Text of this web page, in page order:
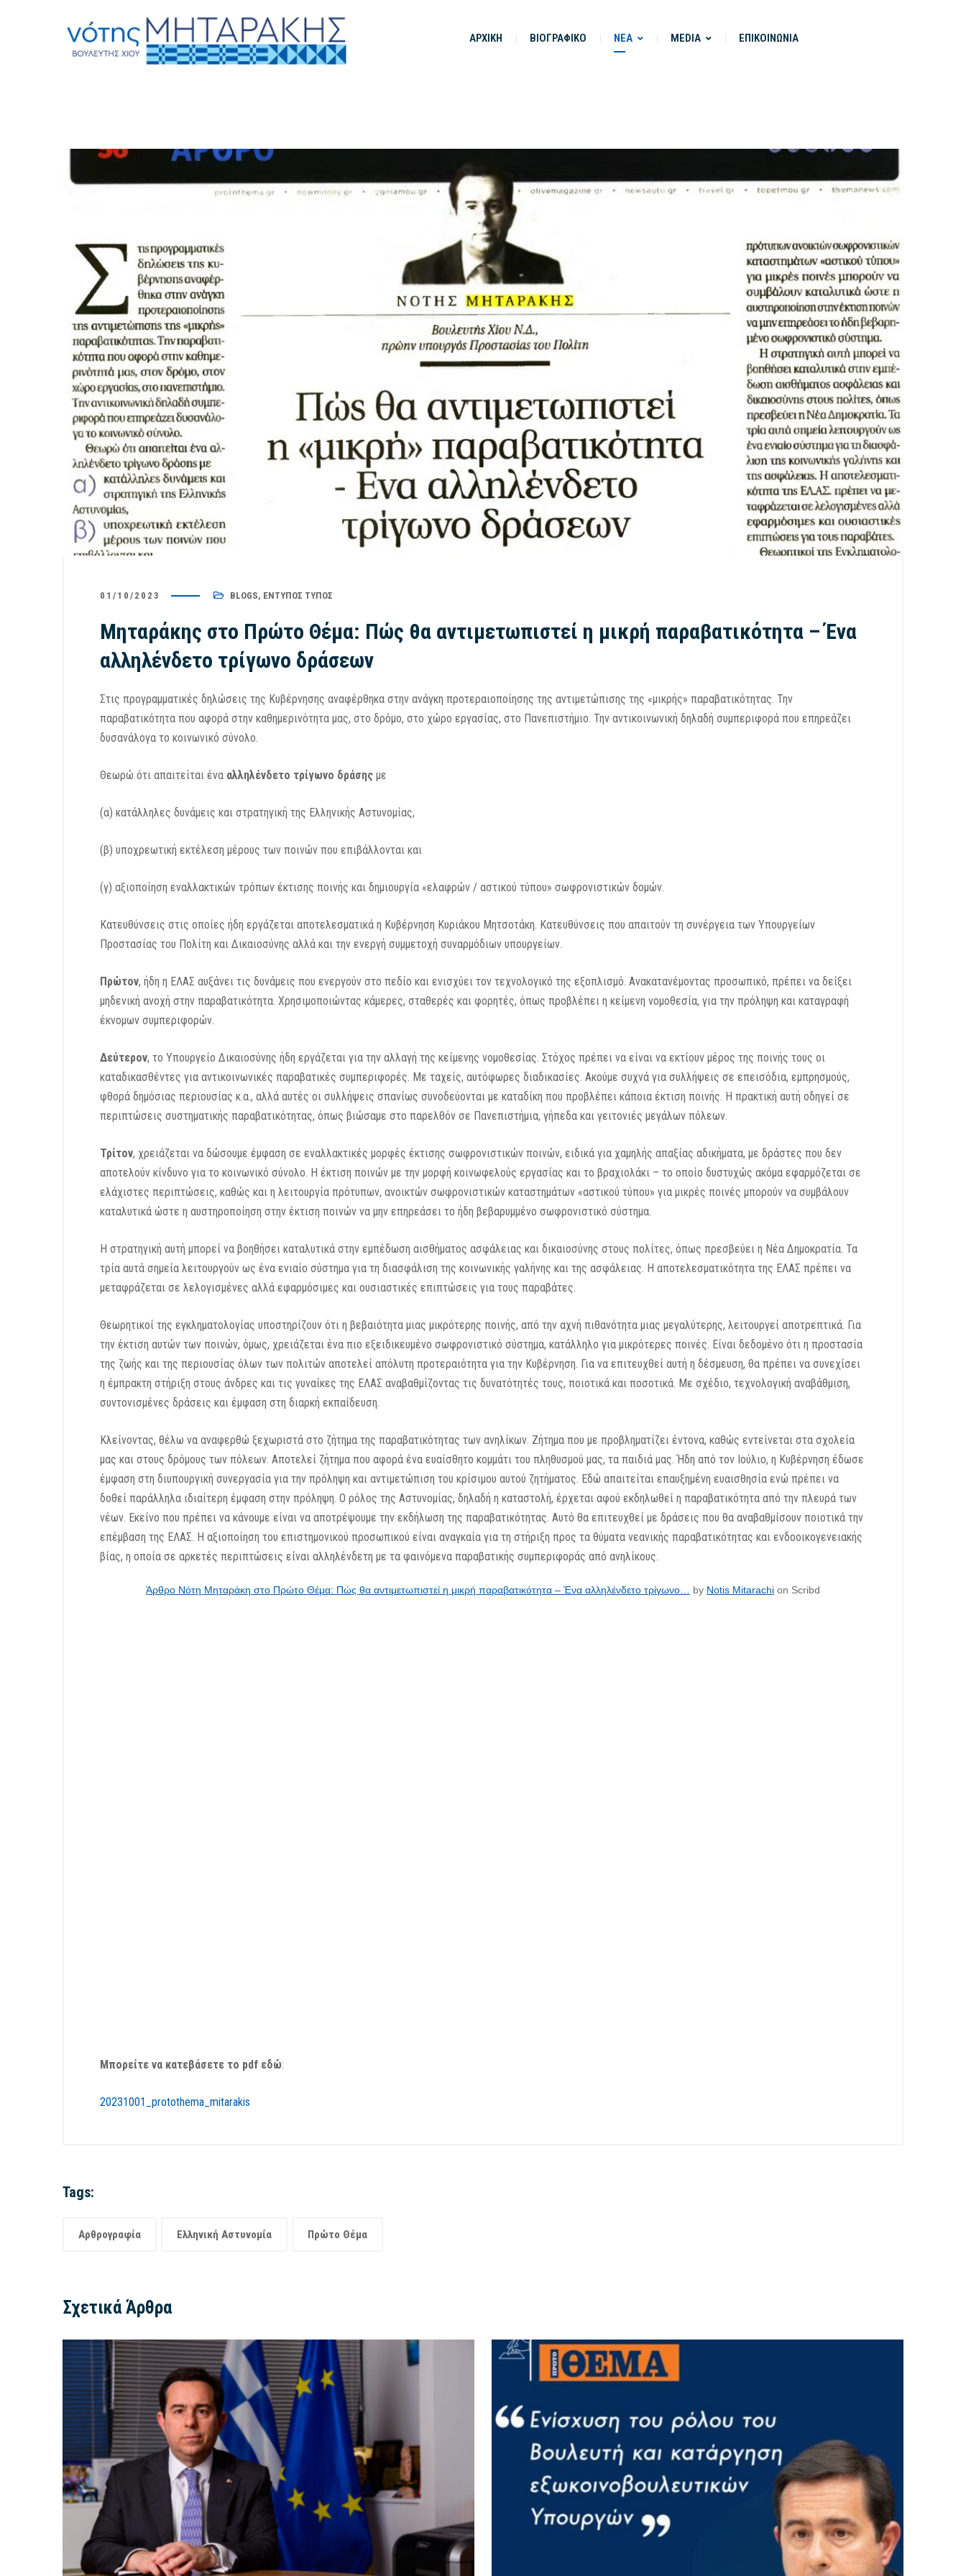
ΑΡΧΙΚΗ ΒΙΟΓΡΑΦΙΚΟ ΝΕΑ MEDIA ΕΠΙΚΟΙΝΩΝΙΑ
01/10/2023 BLOGS, ΈΝΤΥΠΟΣ ΤΎΠΟΣ
Μηταράκης στο Πρώτο Θέμα: Πώς θα αντιμετωπιστεί η μικρή παραβατικότητα – Ένα
αλληλένδετο τρίγωνο δράσεων
Στις προγραμματικές δηλώσεις της Κυβέρνησης αναφέρθηκα στην ανάγκη προτεραιοποίησης της αντιμετώπισης της «μικρής» παραβατικότητας. Την
παραβατικότητα που αφορά στην καθημερινότητα μας, στο δρόμο, στο χώρο εργασίας, στο Πανεπιστήμιο. Την αντικοινωνική δηλαδή συμπεριφορά που επηρεάζει
δυσανάλογα το κοινωνικό σύνολο.
Θεωρώ ότι απαιτείται ένα αλληλένδετο τρίγωνο δράσης με
(α) κατάλληλες δυνάμεις και στρατηγική της Ελληνικής Αστυνομίας,
(β) υποχρεωτική εκτέλεση μέρους των ποινών που επιβάλλονται και
(γ) αξιοποίηση εναλλακτικών τρόπων έκτισης ποινής και δημιουργία «ελαφρών / αστικού τύπου» σωφρονιστικών δομών.
Κατευθύνσεις στις οποίες ήδη εργάζεται αποτελεσματικά η Κυβέρνηση Κυριάκου Μητσοτάκη. Κατευθύνσεις που απαιτούν τη συνέργεια των Υπουργείων
Προστασίας του Πολίτη και Δικαιοσύνης αλλά και την ενεργή συμμετοχή συναρμόδιων υπουργείων.
Πρώτον, ήδη η ΕΛΑΣ αυξάνει τις δυνάμεις που ενεργούν στο πεδίο και ενισχύει τον τεχνολογικό της εξοπλισμό. Ανακατανέμοντας προσωπικό, πρέπει να δείξει
μηδενική ανοχή στην παραβατικότητα. Χρησιμοποιώντας κάμερες, σταθερές και φορητές, όπως προβλέπει η κείμενη νομοθεσία, για την πρόληψη και καταγραφή
έκνομων συμπεριφορών.
Δεύτερον, το Υπουργείο Δικαιοσύνης ήδη εργάζεται για την αλλαγή της κείμενης νομοθεσίας. Στόχος πρέπει να είναι να εκτίουν μέρος της ποινής τους οι
καταδικασθέντες για αντικοινωνικές παραβατικές συμπεριφορές. Με ταχείς, αυτόφωρες διαδικασίες. Ακούμε συχνά για συλλήψεις σε επεισόδια, εμπρησμούς,
φθορά δημόσιας περιουσίας κ.α., αλλά αυτές οι συλλήψεις σπανίως συνοδεύονται με καταδίκη που προβλέπει κάποια έκτιση ποινής. Η πρακτική αυτή οδηγεί σε
περιπτώσεις συστηματικής παραβατικότητας, όπως βιώσαμε στο παρελθόν σε Πανεπιστήμια, γήπεδα και γειτονιές μεγάλων πόλεων.
Τρίτον, χρειάζεται να δώσουμε έμφαση σε εναλλακτικές μορφές έκτισης σωφρονιστικών ποινών, ειδικά για χαμηλής απαξίας αδικήματα, με δράστες που δεν
αποτελούν κίνδυνο για το κοινωνικό σύνολο. Η έκτιση ποινών με την μορφή κοινωφελούς εργασίας και το βραχιολάκι – το οποίο δυστυχώς ακόμα εφαρμόζεται σε
ελάχιστες περιπτώσεις, καθώς και η λειτουργία πρότυπων, ανοικτών σωφρονιστικών καταστημάτων «αστικού τύπου» για μικρές ποινές μπορούν να συμβάλουν
καταλυτικά ώστε η αυστηροποίηση στην έκτιση ποινών να μην επηρεάσει το ήδη βεβαρυμμένο σωφρονιστικό σύστημα.
Η στρατηγική αυτή μπορεί να βοηθήσει καταλυτικά στην εμπέδωση αισθήματος ασφάλειας και δικαιοσύνης στους πολίτες, όπως πρεσβεύει η Νέα Δημοκρατία. Τα
τρία αυτά σημεία λειτουργούν ως ένα ενιαίο σύστημα για τη διασφάλιση της κοινωνικής γαλήνης και της ασφάλειας. Η αποτελεσματικότητα της ΕΛΑΣ πρέπει να
μεταφράζεται σε λελογισμένες αλλά εφαρμόσιμες και ουσιαστικές επιπτώσεις για τους παραβάτες.
Θεωρητικοί της εγκληματολογίας υποστηρίζουν ότι η βεβαιότητα μιας μικρότερης ποινής, από την αχνή πιθανότητα μιας μεγαλύτερης, λειτουργεί αποτρεπτικά. Για
την έκτιση αυτών των ποινών, όμως, χρειάζεται ένα πιο εξειδικευμένο σωφρονιστικό σύστημα, κατάλληλο για μικρότερες ποινές. Είναι δεδομένο ότι η προστασία
της ζωής και της περιουσίας όλων των πολιτών αποτελεί απόλυτη προτεραιότητα για την Κυβέρνηση. Για να επιτευχθεί αυτή η δέσμευση, θα πρέπει να συνεχίσει
η έμπρακτη στήριξη στους άνδρες και τις γυναίκες της ΕΛΑΣ αναβαθμίζοντας τις δυνατότητές τους, ποιοτικά και ποσοτικά. Με σχέδιο, τεχνολογική αναβάθμιση,
συντονισμένες δράσεις και έμφαση στη διαρκή εκπαίδευση.
Κλείνοντας, θέλω να αναφερθώ ξεχωριστά στο ζήτημα της παραβατικότητας των ανηλίκων. Ζήτημα που με προβληματίζει έντονα, καθώς εντείνεται στα σχολεία
μας και στους δρόμους των πόλεων. Αποτελεί ζήτημα που αφορά ένα ευαίσθητο κομμάτι του πληθυσμού μας, τα παιδιά μας. Ήδη από τον Ιούλιο, η Κυβέρνηση έδωσε
έμφαση στη διυπουργική συνεργασία για την πρόληψη και αντιμετώπιση του κρίσιμου αυτού ζητήματος. Εδώ απαιτείται επαυξημένη ευαισθησία ενώ πρέπει να
δοθεί παράλληλα ιδιαίτερη έμφαση στην πρόληψη. Ο ρόλος της Αστυνομίας, δηλαδή η καταστολή, έρχεται αφού εκδηλωθεί η παραβατικότητα από την πλευρά των
νέων. Εκείνο που πρέπει να κάνουμε είναι να αποτρέψουμε την εκδήλωση της παραβατικότητας. Αυτό θα επιτευχθεί με δράσεις που θα αναβαθμίσουν ποιοτικά την
επέμβαση της ΕΛΑΣ. Η αξιοποίηση του επιστημονικού προσωπικού είναι αναγκαία για τη στήριξη προς τα θύματα νεανικής παραβατικότητας και ενδοοικογενειακής
βίας, η οποία σε αρκετές περιπτώσεις είναι αλληλένδετη με τα φαινόμενα παραβατικής συμπεριφοράς από ανηλίκους.
Άρθρο Νότη Μηταράκη στο Πρώτο Θέμα: Πώς θα αντιμετωπιστεί η μικρή παραβατικότητα – Ένα αλληλένδετο τρίγωνο… by Notis Mitarachi on Scribd
Μπορείτε να κατεβάσετε το pdf εδώ:
20231001_protothema_mitarakis
Tags:
Αρθρογραφία Ελληνική Αστυνομία Πρώτο Θέμα
Σχετικά Άρθρα